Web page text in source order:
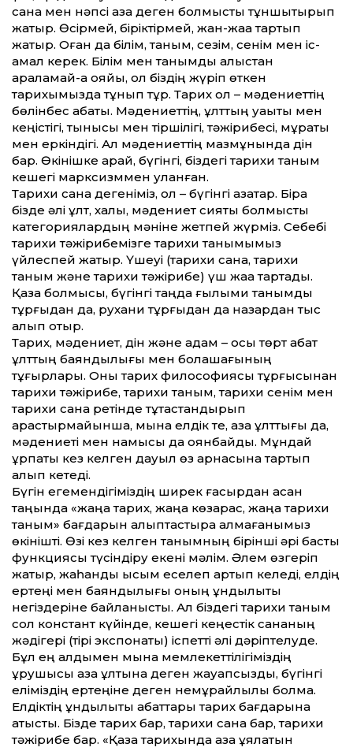
сана мен нәпсі қазақ деген болмысты тұншықтырып
жатыр. Өсірмей, біріктірмей, жан-жаққа тартып
жатыр. Оған да білім, таным, сезім, сенім мен іс-
амал керек. Білім мен танымды алыстан
арқаламай-ақ қояйық, ол біздің жүріп өткен
тарихымызда тұнып тұр. Тарих ол – мәдениеттің
бөлінбес қабаты. Мәдениеттің, ұлттың уақыты мен
кеңістігі, тынысы мен тіршілігі, тәжірибесі, мұраты
мен еркіндігі. Ал мәдениеттің мазмұнында дін
бар. Өкінішке қарай, бүгінгі, біздегі тарихи таным
кешегі марксизммен уланған.
Тарихи сана дегеніміз, ол – бүгінгі қазақтар. Бірақ
бізде әлі ұлт, халық, мәдениет сияқты болмыстық
категориялардың мәніне жетпей жүрміз. Себебі
тарихи тәжірибемізге тарихи танымымыз
үйлеспей жатыр. Үшеуі (тарихи сана, тарихи
таным және тарихи тәжірибе) үш жаққа тартады.
Қазақ болмысы, бүгінгі таңда ғылыми танымдық
тұрғыдан да, рухани тұрғыдан да назардан тыс
қалып отыр.
Тарих, мәдениет, дін және адам – осы төрт қабат
ұлттың баяндылығы мен болашағының
тұғырлары. Оны тарих философиясы тұрғысынан
тарихи тәжірибе, тарихи таным, тарихи сенім мен
тарихи сана ретінде тұтастандырып
қарастырмайынша, мына елдік те, қазақ ұлттығы да,
мәдениеті мен намысы да оянбайды. Мұндай
ұрпақты кез келген дауыл өз арнасына тартып
алып кетеді.
Бүгін егемендігіміздің ширек ғасырдан асқан
таңында «жаңа тарих, жаңа көзқарас, жаңа тарихи
таным» бағдарын қалыптастыра алмағанымыз
өкінішті. Өзі кез келген танымның бірінші әрі басты
функциясы түсіндіру екені мәлім. Әлем өзгеріп
жатыр, жаһандық қысым еселеп артып келеді, елдің
ертеңі мен баяндылығы оның құндылықтық
негіздеріне байланысты. Ал біздегі тарихи таным
сол констант күйінде, кешегі кеңестік сананың
жәдігері (тірі экспонаты) іспетті әлі дәріптелуде.
Бұл ең алдымен мына мемлекеттілігіміздің
құрушысы қазақ ұлтына деген жауапсыздық, бүгінгі
еліміздің ертеңіне деген немқұрайлылық болмақ.
Елдіктің құндылықтық қабаттары тарих бағдарына
қатысты. Бізде тарих бар, тарихи сана бар, тарихи
тәжірибе бар. «Қазақ тарихында қазақ ұялатын